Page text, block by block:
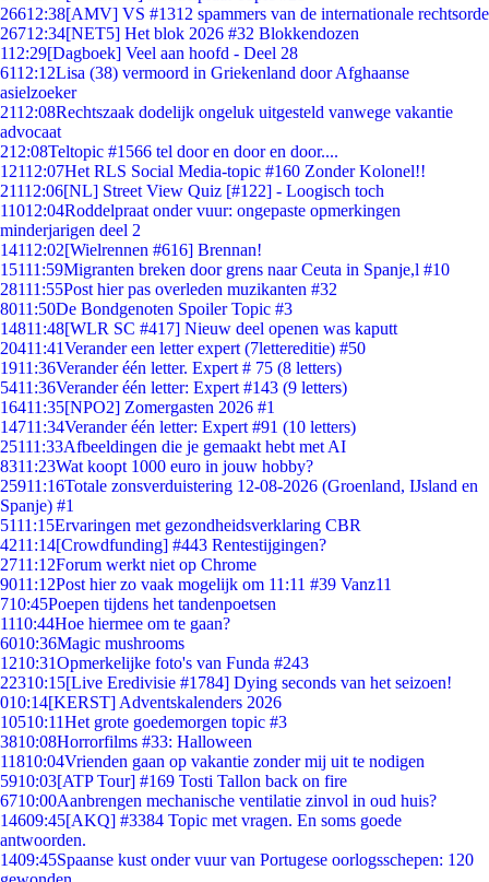
26612:38[AMV] VS #1312 spammers van de internationale rechtsorde
26712:34[NET5] Het blok 2026 #32 Blokkendozen
112:29[Dagboek] Veel aan hoofd - Deel 28
6112:12Lisa (38) vermoord in Griekenland door Afghaanse
asielzoeker
2112:08Rechtszaak dodelijk ongeluk uitgesteld vanwege vakantie
advocaat
212:08Teltopic #1566 tel door en door en door....
12112:07Het RLS Social Media-topic #160 Zonder Kolonel!!
21112:06[NL] Street View Quiz [#122] - Loogisch toch
11012:04Roddelpraat onder vuur: ongepaste opmerkingen
minderjarigen deel 2
14112:02[Wielrennen #616] Brennan!
15111:59Migranten breken door grens naar Ceuta in Spanje,l #10
28111:55Post hier pas overleden muzikanten #32
8011:50De Bondgenoten Spoiler Topic #3
14811:48[WLR SC #417] Nieuw deel openen was kaputt
20411:41Verander een letter expert (7lettereditie) #50
1911:36Verander één letter. Expert # 75 (8 letters)
5411:36Verander één letter: Expert #143 (9 letters)
16411:35[NPO2] Zomergasten 2026 #1
14711:34Verander één letter: Expert #91 (10 letters)
25111:33Afbeeldingen die je gemaakt hebt met AI
8311:23Wat koopt 1000 euro in jouw hobby?
25911:16Totale zonsverduistering 12-08-2026 (Groenland, IJsland en
Spanje) #1
5111:15Ervaringen met gezondheidsverklaring CBR
4211:14[Crowdfunding] #443 Rentestijgingen?
2711:12Forum werkt niet op Chrome
9011:12Post hier zo vaak mogelijk om 11:11 #39 Vanz11
710:45Poepen tijdens het tandenpoetsen
1110:44Hoe hiermee om te gaan?
6010:36Magic mushrooms
1210:31Opmerkelijke foto's van Funda #243
22310:15[Live Eredivisie #1784] Dying seconds van het seizoen!
010:14[KERST] Adventskalenders 2026
10510:11Het grote goedemorgen topic #3
3810:08Horrorfilms #33: Halloween
11810:04Vrienden gaan op vakantie zonder mij uit te nodigen
5910:03[ATP Tour] #169 Tosti Tallon back on fire
6710:00Aanbrengen mechanische ventilatie zinvol in oud huis?
14609:45[AKQ] #3384 Topic met vragen. En soms goede
antwoorden.
1409:45Spaanse kust onder vuur van Portugese oorlogsschepen: 120